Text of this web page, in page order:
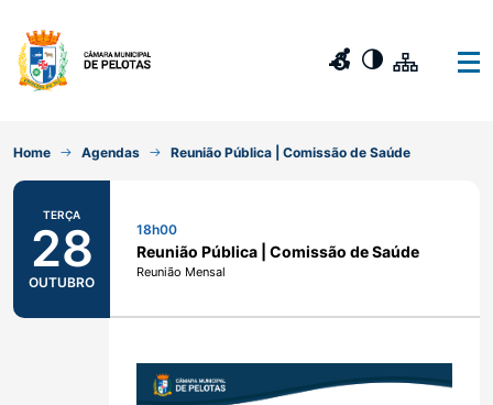
Home Agendas Reunião Pública | Comissão de Saúde
TERÇA
28
OUTUBRO
18h00
Reunião Pública | Comissão de Saúde
Reunião Mensal